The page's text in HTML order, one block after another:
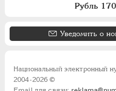
Рубль
Уведомить о
Национальный электронный
2004-2026 ©